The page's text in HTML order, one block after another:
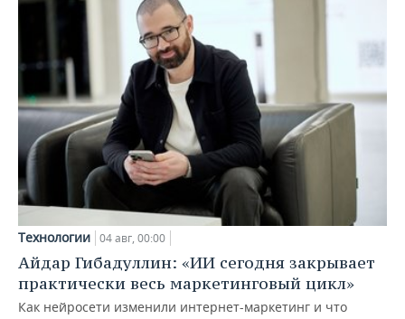
Технологии 04 авг, 00:00
Айдар Гибадуллин: «ИИ сегодня закрывает
практически весь маркетинговый цикл»
Как нейросети изменили интернет-маркетинг и что